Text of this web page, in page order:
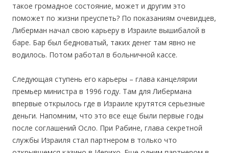
такое громадное состояние, может и другим это
поможет по жизни преуспеть? По показаниям очевидцев,
Либерман начал свою карьеру в Израиле вышибалой в
баре. Бар был бедноватый, таких денег там явно не
водилось. Потом работал в больничной кассе.
Следующая ступень его карьеры – глава канцелярии
премьер министра в 1996 году. Там для Либермана
впервые открылось где в Израиле крутятся серьезные
деньги. Напомним, что это все еще были первые годы
после соглашений Осло. При Рабине, глава секретной
службы Израиля стал партнером в только что